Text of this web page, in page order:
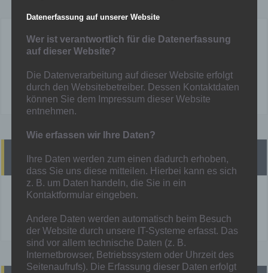
Kniestedt
Heutige Spiele
!! Heute finden KEINE Spiele statt !!
Mehr unter: Spielplan
Datenerfassung auf unserer Website
Wer ist verantwortlich für die Datenerfassung
auf dieser Website?
Die Datenverarbeitung auf dieser Website erfolgt
durch den Websitebetreiber. Dessen Kontaktdaten
können Sie dem Impressum dieser Website
entnehmen.
Wie erfassen wir Ihre Daten?
Ihre Daten werden zum einen dadurch erhoben,
dass Sie uns diese mitteilen. Hierbei kann es sich
z. B. um Daten handeln, die Sie in ein
Kontaktformular eingeben.
Andere Daten werden automatisch beim Besuch
der Website durch unsere IT-Systeme erfasst. Das
sind vor allem technische Daten (z. B.
Internetbrowser, Betriebssystem oder Uhrzeit des
Seitenaufrufs). Die Erfassung dieser Daten erfolgt